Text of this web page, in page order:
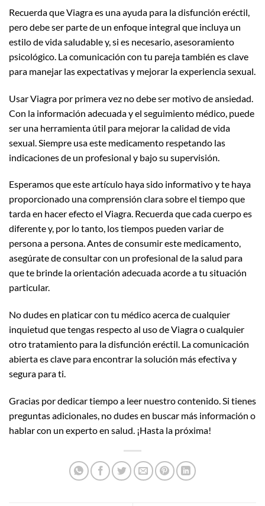
Recuerda que Viagra es una ayuda para la disfunción eréctil,
pero debe ser parte de un enfoque integral que incluya un
estilo de vida saludable y, si es necesario, asesoramiento
psicológico. La comunicación con tu pareja también es clave
para manejar las expectativas y mejorar la experiencia sexual.
Usar Viagra por primera vez no debe ser motivo de ansiedad.
Con la información adecuada y el seguimiento médico, puede
ser una herramienta útil para mejorar la calidad de vida
sexual. Siempre usa este medicamento respetando las
indicaciones de un profesional y bajo su supervisión.
Esperamos que este artículo haya sido informativo y te haya
proporcionado una comprensión clara sobre el tiempo que
tarda en hacer efecto el Viagra. Recuerda que cada cuerpo es
diferente y, por lo tanto, los tiempos pueden variar de
persona a persona. Antes de consumir este medicamento,
asegúrate de consultar con un profesional de la salud para
que te brinde la orientación adecuada acorde a tu situación
particular.
No dudes en platicar con tu médico acerca de cualquier
inquietud que tengas respecto al uso de Viagra o cualquier
otro tratamiento para la disfunción eréctil. La comunicación
abierta es clave para encontrar la solución más efectiva y
segura para ti.
Gracias por dedicar tiempo a leer nuestro contenido. Si tienes
preguntas adicionales, no dudes en buscar más información o
hablar con un experto en salud. ¡Hasta la próxima!